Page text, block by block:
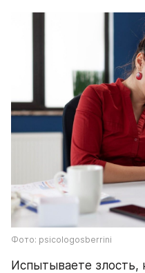
Фото: psicologosberrini
Испытываете злость,